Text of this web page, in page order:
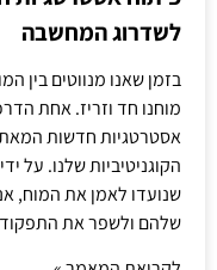
לשדרוג המחשבה
בזמן שאנו מנווטים בין
מוחנו חד וזריז. אחת
אסטרטגיות חדשות
הקוגניטיביות שלנו. על
שנועדו לאמן את המוח,
שלהם ולשפר את התפקוד